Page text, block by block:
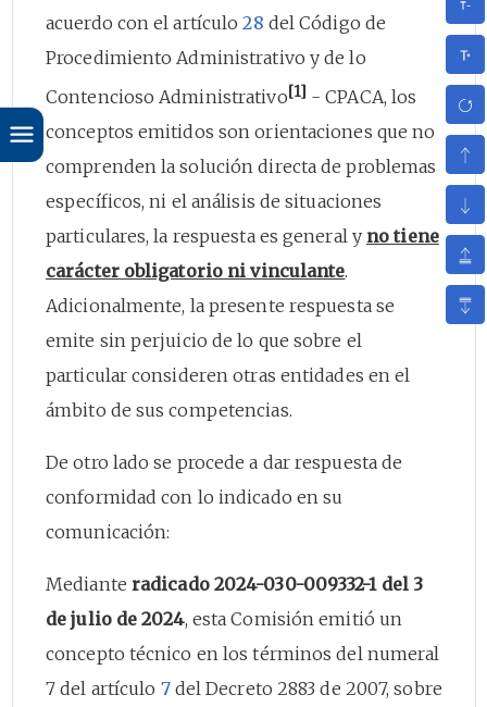
acuerdo con el artículo28 del Código de
Procedimiento Administrativo y de lo
Contencioso Administrativo [1] - CPACA, los
conceptos emitidos son orientaciones que no
comprenden la solución directa de problemas
específicos, ni el análisis de situaciones
particulares, la respuesta es general y no tiene
carácter obligatorio ni vinculante.
Adicionalmente, la presente respuesta se
emite sin perjuicio de lo que sobre el
particular consideren otras entidades en el
ámbito de sus competencias.
De otro lado se procede a dar respuesta de
conformidad con lo indicado en su
comunicación:
Mediante radicado 2024-030-009332-1 del 3
de julio de 2024, esta Comisión emitió un
concepto técnico en los términos del numeral
7 del artículo 7del Decreto 2883 de 2007, sobre